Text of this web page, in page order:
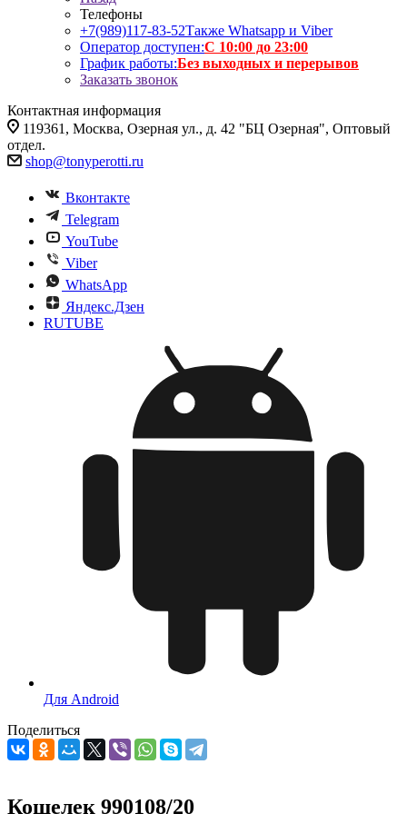
Телефоны
+7(989)117-83-52Также Whatsapp и Viber
Оператор доступен:С 10:00 до 23:00
График работы:Без выходных и перерывов
Заказать звонок
Контактная информация
119361, Москва, Озерная ул., д. 42 "БЦ Озерная", Оптовый
отдел.
shop@tonyperotti.ru
Вконтакте
Telegram
YouTube
Viber
WhatsApp
Яндекс.Дзен
RUTUBE
Для Android
Поделиться
Кошелек 990108/20